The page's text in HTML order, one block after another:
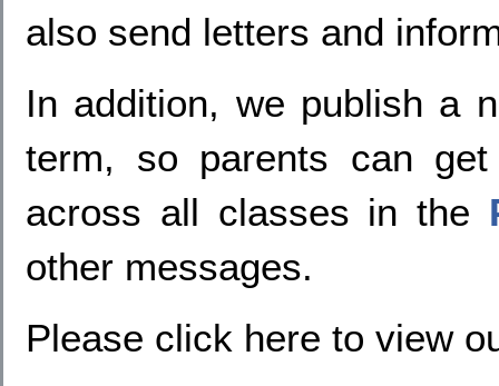
also send letters and
In addition, we publish a
term, so parents can
across all classes in the
other messages.
Please click here to view